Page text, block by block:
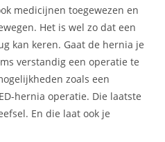
medicijnen toegewezen en
Het is wel zo dat een
kan keren. Gaat de hernia je
verstandig een operatie te
zoals een
hernia operatie. Die laatste
En die laat ook je